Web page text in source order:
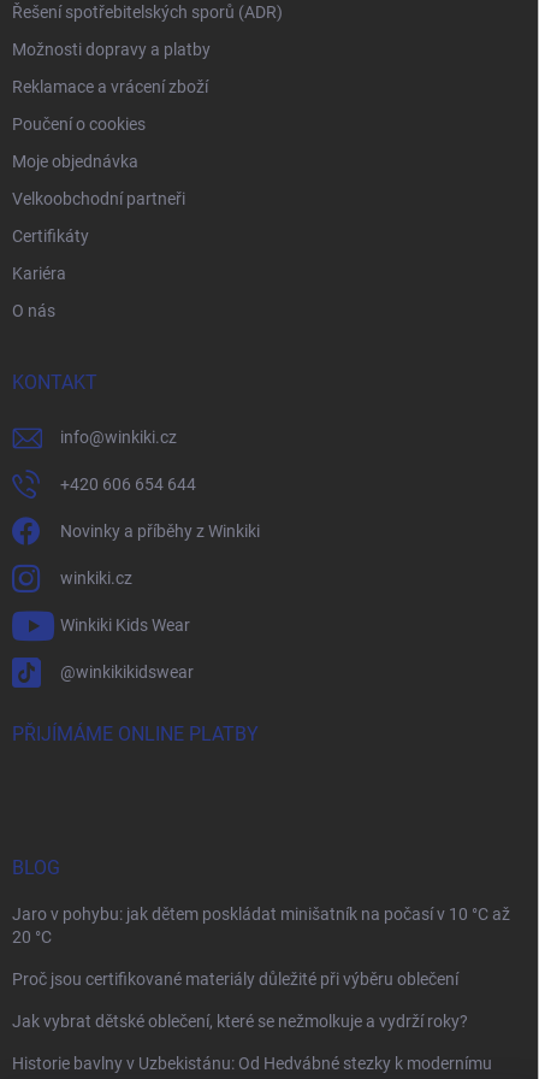
Řešení spotřebitelských sporů (ADR)
Možnosti dopravy a platby
Reklamace a vrácení zboží
Poučení o cookies
Moje objednávka
Velkoobchodní partneři
Certifikáty
Kariéra
O nás
KONTAKT
info@winkiki.cz
+420 606 654 644
Novinky a příběhy z Winkiki
winkiki.cz
Winkiki Kids Wear
@winkikikidswear
PŘIJÍMÁME ONLINE PLATBY
BLOG
Jaro v pohybu: jak dětem poskládat minišatník na počasí v 10 °C až
20 °C
Proč jsou certifikované materiály důležité při výběru oblečení
Jak vybrat dětské oblečení, které se nežmolkuje a vydrží roky?
Historie bavlny v Uzbekistánu: Od Hedvábné stezky k modernímu